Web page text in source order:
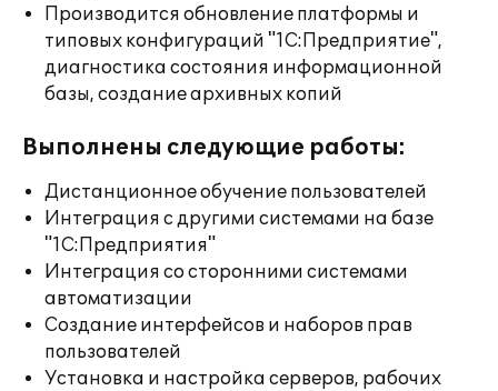
Производится обновление платформы и
типовых конфигураций "1С:Предприятие",
диагностика состояния информационной
базы, создание архивных копий
Выполнены следующие работы:
Дистанционное обучение пользователей
Интеграция с другими системами на базе
"1С:Предприятия"
Интеграция со сторонними системами
автоматизации
Создание интерфейсов и наборов прав
пользователей
Установка и настройка серверов, рабочих